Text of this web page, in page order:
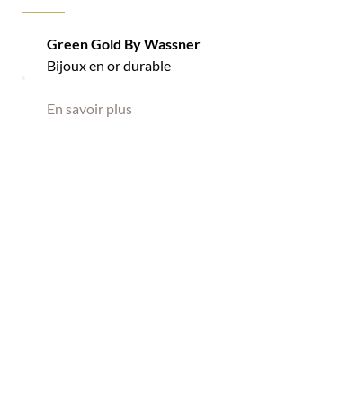
Green Gold By Wassner
Bijoux en or durable
En savoir plus